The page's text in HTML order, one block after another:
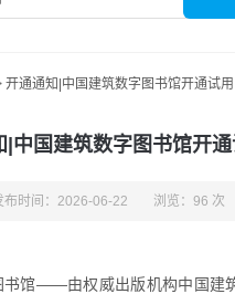
开通通知|中国建筑数字图书馆开通试用
|中国建筑数字图书馆开通
布时间：2026-06-22 浏览：96 次
书馆——由权威出版机构中国建